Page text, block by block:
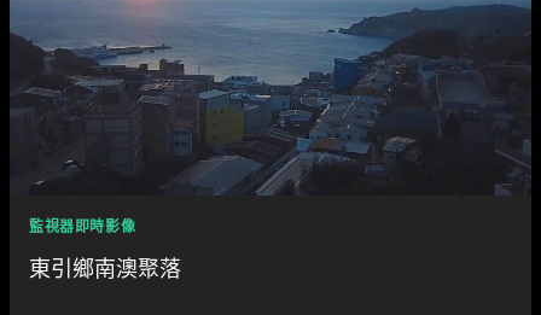
監視器即時影像
東引鄉南澳聚落